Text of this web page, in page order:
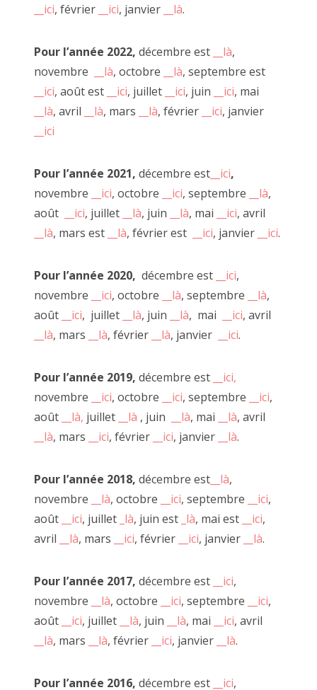
__ici, février __ici, janvier __là.
Pour l’année 2022, décembre est __là,
novembre
__là, octobre __là, septembre est
__ici, août est __ici, juillet __ici, juin __ici, mai
__là, avril __là, mars __là, février __ici, janvier
__ici
Pour l’année 2021, décembre est __ici,
novembre
__ici, octobre __ici, septembre __là,
août
__ici, juillet __là, juin __là, mai __ici, avril
__là, mars est __là, février est __ici, janvier __ici.
Pour l’année 2020, décembre est __ici,
novembre
__ici, octobre __là, septembre __là,
août
__ici, juillet __là, juin __là, mai __ici, avril
__là, mars __là, février __là, janvier __ici.
Pour l’année 2019, décembre est
__ici,
novembre
__ici, octobre __ici, septembre __ici,
août
__là, juillet __là , juin __là, mai __là, avril
__là, mars __ici, février __ici, janvier __là.
Pour l’année 2018, décembre est __là,
novembre
__là, octobre __ici, septembre __ici,
août
__ici, juillet _là, juin est _là, mai est __ici,
avril
__là, mars __ici, février __ici, janvier __là.
Pour l’année 2017, décembre est __ici,
novembre
__là, octobre __ici, septembre __ici,
août
__ici, juillet __là, juin __là, mai __ici, avril
__là, mars __là, février __ici, janvier __là.
Pour l’année 2016, décembre est __ici,
Mural libre juin 2020
De nombreuses expériences se sont succédées grâce au
Toutes ces "faires" et clowneries n'auraient été possible sans
cela et je ne sais pas quel chemin j'aurais emprunté si la
flamme de la création n'avait pas été ravivée par ce lieu et
tous ces gens.
JF merci, merci, merci.
C'est en ce sens que nous pouvons dire que le travail mené
par JF le Scour transforme son appartement et la rue à côté